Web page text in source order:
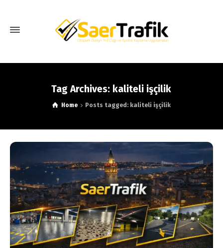
Tag Archives: kaliteli işçilik
Home Posts tagged: kaliteli işçilik